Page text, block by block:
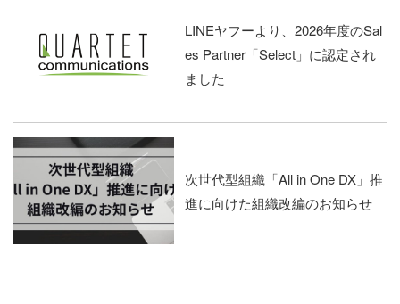
LINEヤフーより、2026年度のSal
es Partner「Select」に認定され
ました
次世代型組織「All in One DX」推
進に向けた組織改編のお知らせ